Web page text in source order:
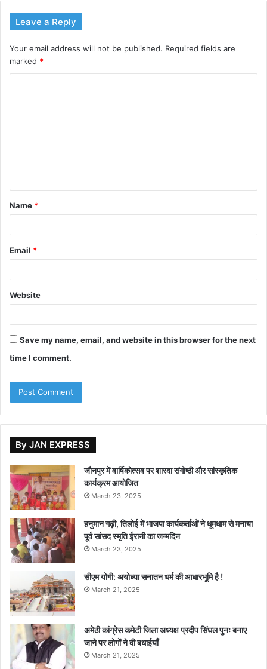
Leave a Reply
Your email address will not be published. Required fields are
marked *
t
*
Name *
Email *
Website
Save my name, email, and website in this browser for the next
time I comment.
By JAN EXPRESS
जौनपुर में वार्षिकोत्सव पर शारदा संगोष्ठी और सांस्कृतिक
कार्यक्रम आयोजित
March 23, 2025
हनुमान गढ़ी, तिलोई में भाजपा कार्यकर्ताओं ने धूमधाम से मनाया
पूर्व सांसद स्मृति ईरानी का जन्मदिन
March 23, 2025
सीएम योगी: अयोध्या सनातन धर्म की आधारभूमि है !
March 21, 2025
अमेठी कांग्रेस कमेटी जिला अध्यक्ष प्रदीप सिंघल पुनः बनाए
जाने पर लोगों ने दी बधाईयाँ
March 21, 2025